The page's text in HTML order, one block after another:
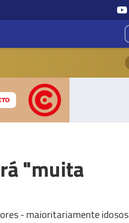
"muita
- maioritariamente idosos